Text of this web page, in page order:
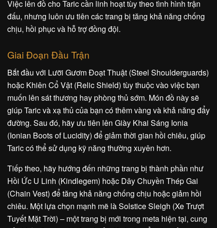
Việc lên đồ cho Taric cần linh hoạt tùy theo tình hình trận
đấu, nhưng luôn ưu tiên các trang bị tăng khả năng chống
chịu, hồi phục và hỗ trợ đồng đội.
Giai Đoạn Đầu Trận
Bắt đầu với Lưỡi Gươm Đoạt Thuật (Steel Shoulderguards)
hoặc Khiên Cổ Vật (Relic Shield) tùy thuộc vào việc bạn
muốn lên sát thương hay phòng thủ sớm. Món đồ này sẽ
giúp Taric và xạ thủ của bạn có thêm vàng và khả năng đẩy
đường. Sau đó, hãy ưu tiên lên Giày Khai Sáng Ionia
(Ionian Boots of Lucidity) để giảm thời gian hồi chiêu, giúp
Taric có thể sử dụng kỹ năng thường xuyên hơn.
Tiếp theo, hãy hướng đến những trang bị thành phần như
Hồi Ức U Linh (Kindlegem) hoặc Dây Chuyền Thép Gai
(Chain Vest) để tăng khả năng chống chịu hoặc giảm hồi
chiêu. Một lựa chọn mạnh mẽ là Solstice Sleigh (Xe Trượt
Tuyết Mặt Trời) – một trang bị mới trong meta hiện tại, cung